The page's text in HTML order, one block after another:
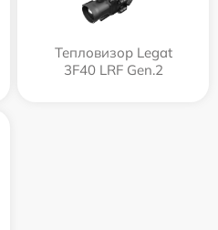
Тепловизор Legat
3F40 LRF Gen.2